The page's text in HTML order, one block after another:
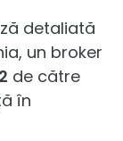
detaliată
un broker
de către
în